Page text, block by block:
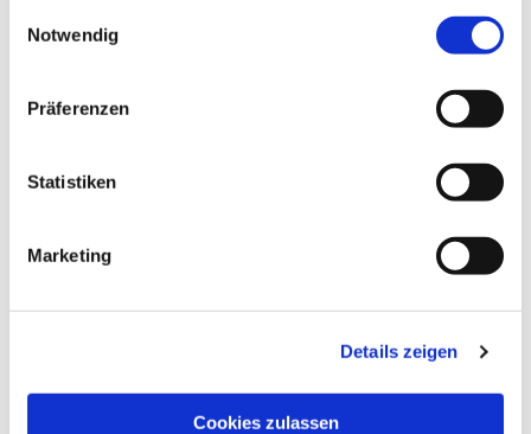
Notwendig
Präferenzen
Statistiken
Marketing
Details zeigen
Cookies zulassen